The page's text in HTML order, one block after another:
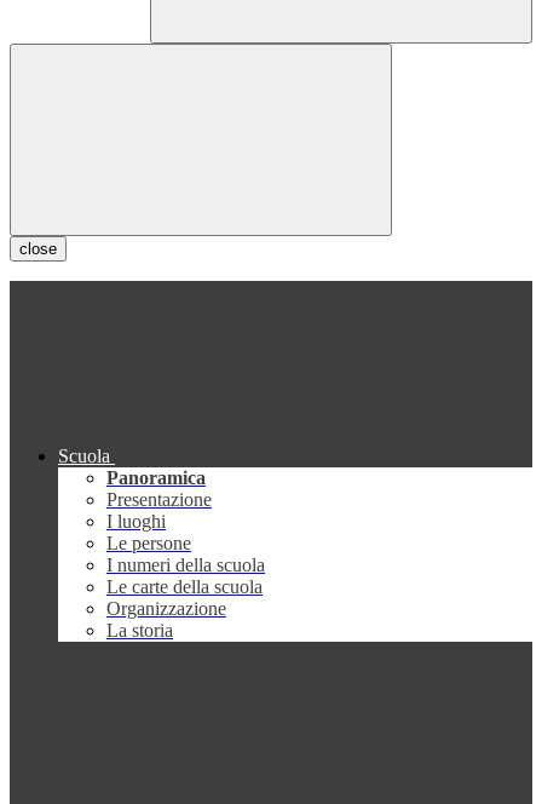
close
Scuola
Panoramica
Presentazione
I luoghi
Le persone
I numeri della scuola
Le carte della scuola
Organizzazione
La storia